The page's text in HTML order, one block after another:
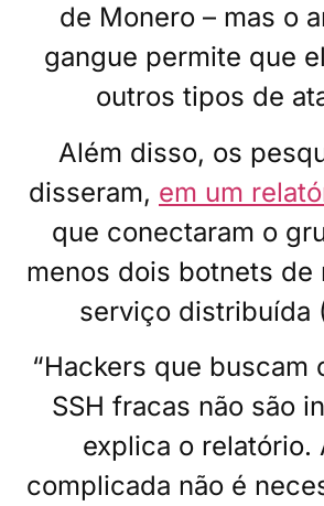
de Monero – mas o
gangue permite que
outros tipos de
Além disso, os
disseram, em um
que conectaram o
menos dois botnets de
serviço distribuída
“Hackers que buscam
SSH fracas não são
explica o relatório.
complicada não é